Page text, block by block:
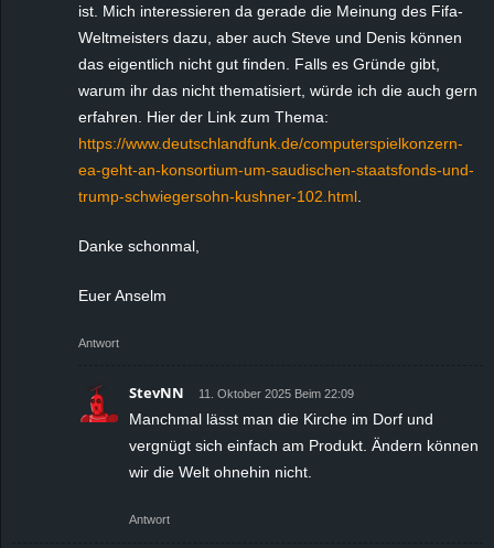
ist. Mich interessieren da gerade die Meinung des Fifa-
Weltmeisters dazu, aber auch Steve und Denis können
das eigentlich nicht gut finden. Falls es Gründe gibt,
warum ihr das nicht thematisiert, würde ich die auch gern
erfahren. Hier der Link zum Thema:
https://www.deutschlandfunk.de/computerspielkonzern-
ea-geht-an-konsortium-um-saudischen-staatsfonds-und-
trump-schwiegersohn-kushner-102.html
Danke schonmal,
Euer Anselm
Antwort
StevNN 11. Oktober 2025 Beim 22:09
Manchmal lässt man die Kirche im Dorf und
vergnügt sich einfach am Produkt. Ändern können
wir die Welt ohnehin nicht.
Antwort